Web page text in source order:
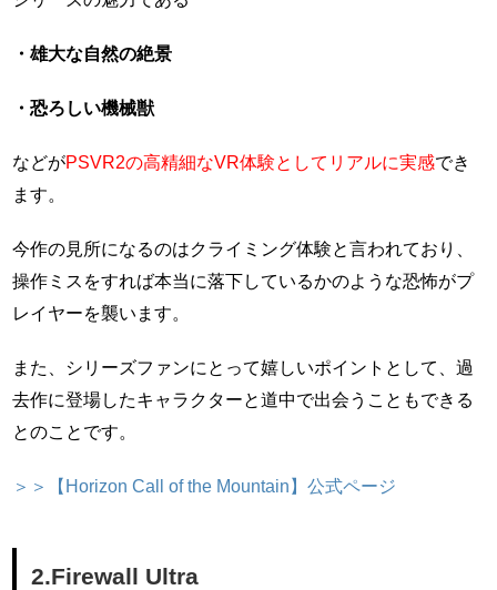
・雄大な自然の絶景
・恐ろしい機械獣
などがPSVR2の高精細なVR体験としてリアルに実感でき
ます。
今作の見所になるのはクライミング体験と言われており、
操作ミスをすれば本当に落下しているかのような恐怖がプ
レイヤーを襲います。
また、シリーズファンにとって嬉しいポイントとして、過
去作に登場したキャラクターと道中で出会うこともできる
とのことです。
＞＞【Horizon Call of the Mountain】公式ページ
2.Firewall Ultra